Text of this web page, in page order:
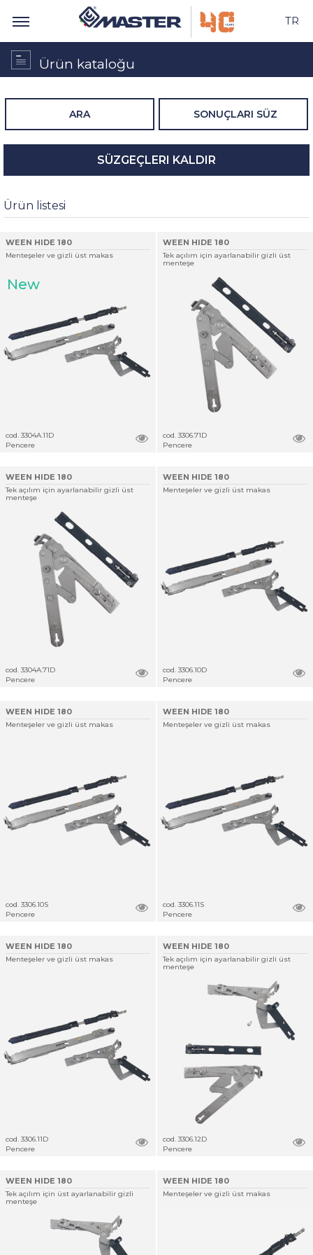
TR
Ürün kataloğu
ARA SONUÇLARI SÜZ
SÜZGEÇLERI KALDIR
Ürün listesi
WEEN HIDE 180
Menteşeler ve gizli üst makas
New
cod. 3304A.11D
Pencere
WEEN HIDE 180
Tek açılım için ayarlanabilir gizli üst
menteşe
cod. 3306.71D
Pencere
WEEN HIDE 180
Tek açılım için ayarlanabilir gizli üst
menteşe
cod. 3304A.71D
Pencere
WEEN HIDE 180
Menteşeler ve gizli üst makas
cod. 3306.10D
Pencere
WEEN HIDE 180
Menteşeler ve gizli üst makas
cod. 3306.10S
Pencere
WEEN HIDE 180
Menteşeler ve gizli üst makas
cod. 3306.11S
Pencere
WEEN HIDE 180
Menteşeler ve gizli üst makas
cod. 3306.11D
Pencere
WEEN HIDE 180
Tek açılım için ayarlanabilir gizli üst
menteşe
cod. 3306.12D
Pencere
WEEN HIDE 180
Tek açılım için üst ayarlanabilir gizli
menteşe
WEEN HIDE 180
Menteşeler ve gizli üst makas